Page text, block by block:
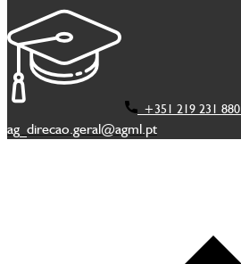
+351 219 231 880
ag_direcao.geral@agml.pt